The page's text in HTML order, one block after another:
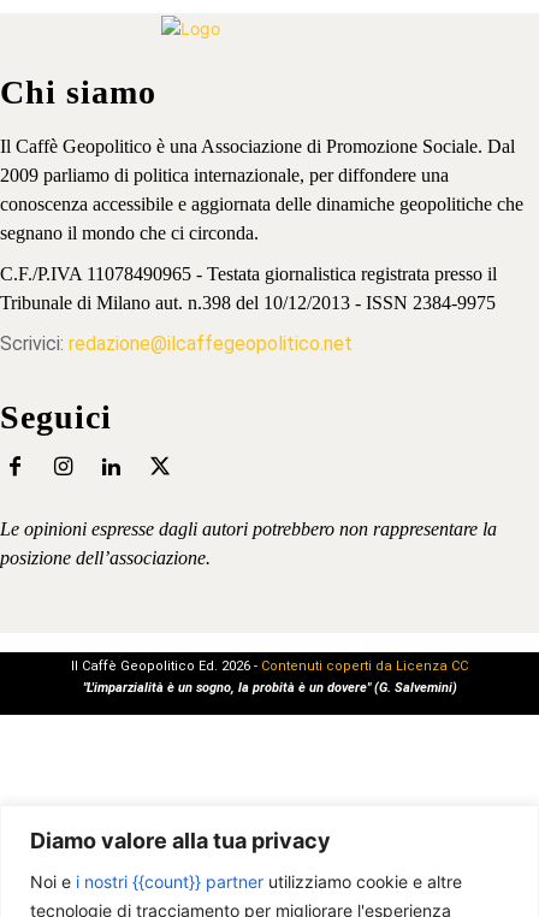
Diamo valore alla tua privacy
Noi e i nostri {{count}} partner utilizziamo cookie e altre
tecnologie di tracciamento per migliorare l'esperienza
Chi siamo
Il Caffè Geopolitico è una Associazione di Promozione Sociale. Dal
2009 parliamo di politica internazionale, per diffondere una
conoscenza accessibile e aggiornata delle dinamiche geopolitiche che
segnano il mondo che ci circonda.
C.F./P.IVA 11078490965 - Testata giornalistica registrata presso il
Tribunale di Milano aut. n.398 del 10/12/2013 - ISSN 2384-9975
Scrivici: redazione@ilcaffegeopolitico.net
Seguici
Le opinioni espresse dagli autori potrebbero non rappresentare la
posizione dell’associazione.
Il Caffè Geopolitico Ed. 2026 - Contenuti coperti da Licenza CC
"L'imparzialità è un sogno, la probità è un dovere" (G. Salvemini)